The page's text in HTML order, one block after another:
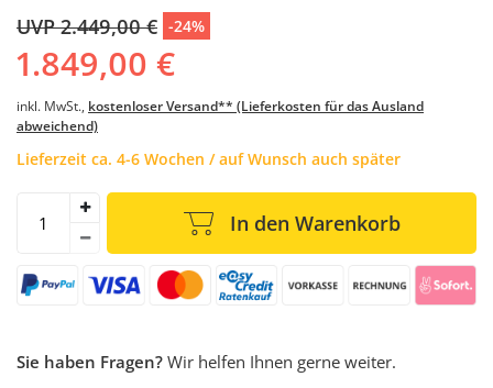
UVP 2.449,00 € -24%
1.849,00 €
inkl. MwSt., kostenloser Versand** (Lieferkosten für das Ausland
abweichend)
Lieferzeit ca. 4-6 Wochen / auf Wunsch auch später
In den Warenkorb
Sie haben Fragen? Wir helfen Ihnen gerne weiter.